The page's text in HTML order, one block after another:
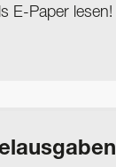
E-Paper lesen!